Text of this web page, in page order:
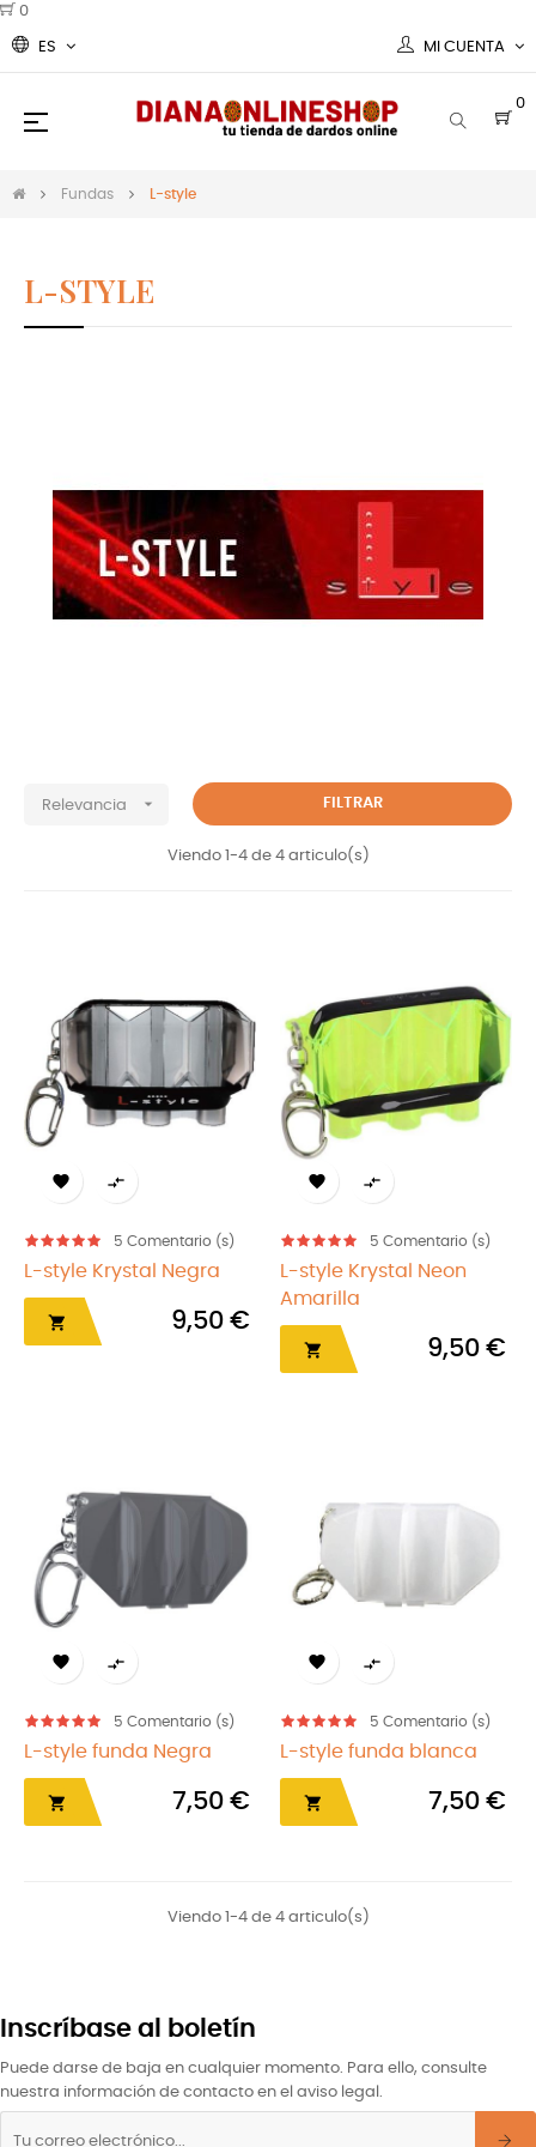
0
ES MI CUENTA
0
Navegación
☰
Fundas L-style
L-STYLE
Relevancia  FILTRAR
Viendo 1-4 de 4 articulo(s)
 
5 Comentario (s)
L-style Krystal Negra
 9,50 €
 
5 Comentario (s)
L-style Krystal Neon
Amarilla
 9,50 €
 
5 Comentario (s)
L-style funda Negra
 7,50 €
 
5 Comentario (s)
L-style funda blanca
 7,50 €
Viendo 1-4 de 4 articulo(s)
Inscríbase al boletín
Puede darse de baja en cualquier momento. Para ello, consulte
nuestra información de contacto en el aviso legal.